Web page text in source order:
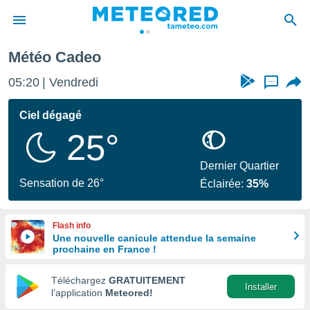
de
en
Météo Cadeo
05:20 Vendredi ...
Ciel dégagé
25°
Sensation de 26°
Dernier Quartier
Éclairée:35%
Flash info
Une nouvelle canicule attendue la semaine
prochaine en France !
Téléchargez GRATUITEMENT
l’application Meteored!
Installer